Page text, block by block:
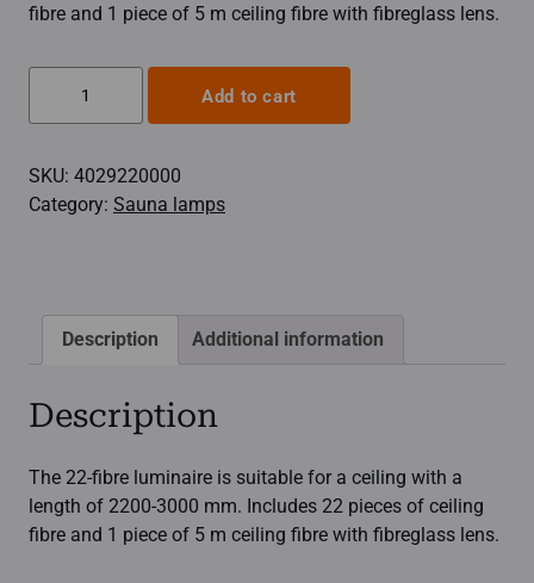
fibre and 1 piece of 5 m ceiling fibre with fibreglass lens.
luminaire
22+1
Add to cart
SKU: 4029220000
Category: Sauna lamps
Description Additional information
Description
The 22-fibre luminaire is suitable for a ceiling with a
length of 2200-3000 mm. Includes 22 pieces of ceiling
fibre and 1 piece of 5 m ceiling fibre with fibreglass lens.